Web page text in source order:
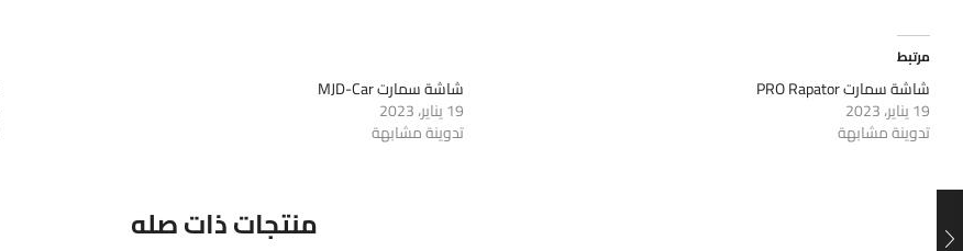
مرتبط
شاشة سمارت PRO Rapator
19 يناير، 2023
تدوينة مشابهة
شاشة سمارت MJD-Car
19 يناير، 2023
تدوينة مشابهة
منتجات ذات صله